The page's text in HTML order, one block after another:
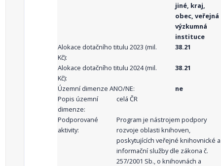
jiné, kraj,
obec, veřejná
výzkumná
instituce
Alokace dotačního titulu 2023 (mil.
Kč):
38.21
Alokace dotačního titulu 2024 (mil.
Kč):
38.21
Územní dimenze ANO/NE:
ne
Popis územní
dimenze:
celá ČR
Podporované
aktivity:
Program je nástrojem podpory
rozvoje oblasti knihoven,
poskytujících veřejné knihovnické a
informační služby dle zákona č.
257/2001 Sb., o knihovnách a